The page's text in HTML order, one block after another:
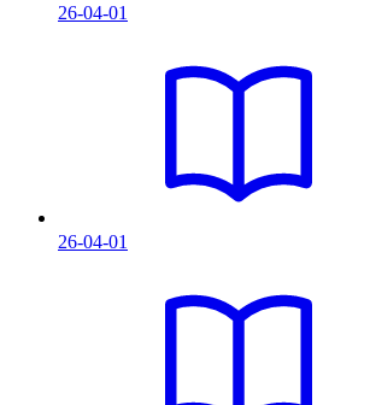
26-04-01
26-04-01